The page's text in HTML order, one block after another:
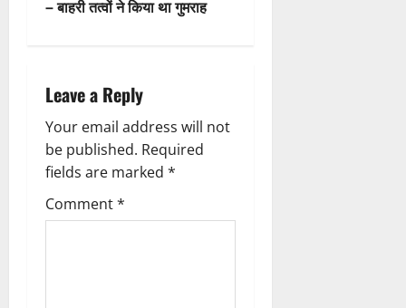
v
i
g
a
– बाहरी तत्वों ने किया था गुमराह
Leave a Reply
Your email address will not
be published. Required
fields are marked *
Comment*